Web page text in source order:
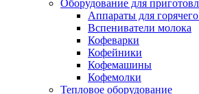
Оборудование для
Аппараты для
Вспениватели молока
Кофеварки
Кофейники
Кофемашины
Кофемолки
Тепловое оборудование